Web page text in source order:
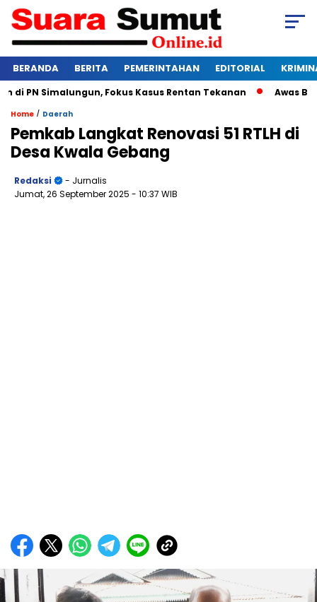
BERANDA BERITA PEMERINTAHAN EDITORIAL
Simalungun, Fokus Kasus Rentan Tekanan Awas
Home / Daerah
Pemkab Langkat Renovasi 51 RTLH di
Desa Kwala Gebang
Redaksi
- Jurnalis
Jumat, 26 September 2025 - 10:37 WIB